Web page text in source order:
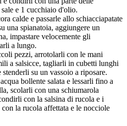
e 1 cucchiaio d'olio.
calde e passarle allo schiacciapatate
una spianatoia, aggiungere un
impastare velocemente gli
a lungo.
pezzi, arrotolarli con le mani
a salsicce, tagliarli in cubetti lunghi
su un vassoio a riposare.
bollente salata e lessarli fino a
scolarli con una schiumarola
con la salsina di rucola e i
la rucola affettata e le nocciole